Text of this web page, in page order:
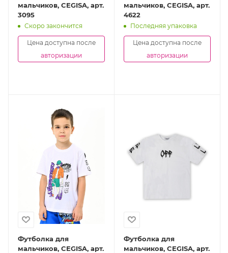
мальчиков, CEGISA, арт.
3095
Скоро закончится
Цена доступна после
авторизации
мальчиков, CEGISA, арт.
4622
Последняя упаковка
Цена доступна после
авторизации
Футболка для
мальчиков, CEGISA, арт.
Футболка для
мальчиков, CEGISA, арт.